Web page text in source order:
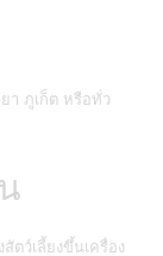
า ภูเก็ต หรือทั่ว
ตว์เลี้ยงขึ้นเครื่อง